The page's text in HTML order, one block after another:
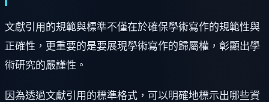
文獻引用的規範與標準不僅在於確保學術寫作的規範性與
正確性，更重要的是要展現學術寫作的歸屬權，彰顯出學
術研究的嚴謹性。
因為透過文獻引用的標準格式，可以明確地標示出哪些資